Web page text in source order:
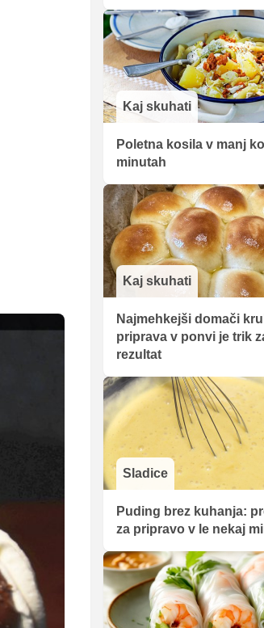
Kaj skuhati
Poletna kosila v manj
minutah
Kaj skuhati
Najmehkejši domači
priprava v ponvi je trik
rezultat
Sladice
Puding brez kuhanja:
za pripravo v le nekaj